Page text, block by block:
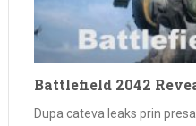
Battlefield 2042
Dupa cateva leaks prin